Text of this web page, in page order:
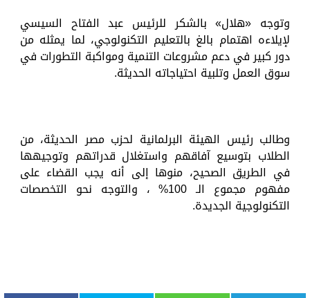
وتوجه «هلال» بالشكر للرئيس عبد الفتاح السيسي
لإيلاءه اهتمام بالغ بالتعليم التكنولوجي، لما يمثله من
دور كبير في دعم مشروعات التنمية ومواكبة التطورات في
سوق العمل وتلبية احتياجاته الحديثة.
وطالب رئيس الهيئة البرلمانية لحزب مصر الحديثة، من
الطلاب بتوسيع آفاقهم واستغلال قدراتهم وتوجيهها
في الطريق الصحيح، منوها إلى أنه يجب القضاء على
مفهوم مجموع الـ 100% ، والتوجه نحو التخصصات
التكنولوجية الجديدة.